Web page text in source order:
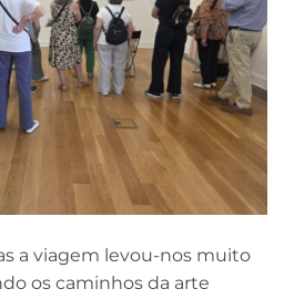
a viagem levou-nos muito
os caminhos da arte